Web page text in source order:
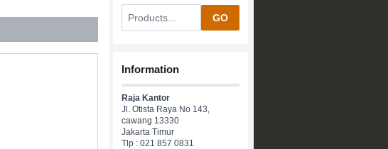
GO
Information
Raja Kantor
Jl. Otista Raya No 143,
cawang 13330
Jakarta Timur
Tlp : 021 857 0831